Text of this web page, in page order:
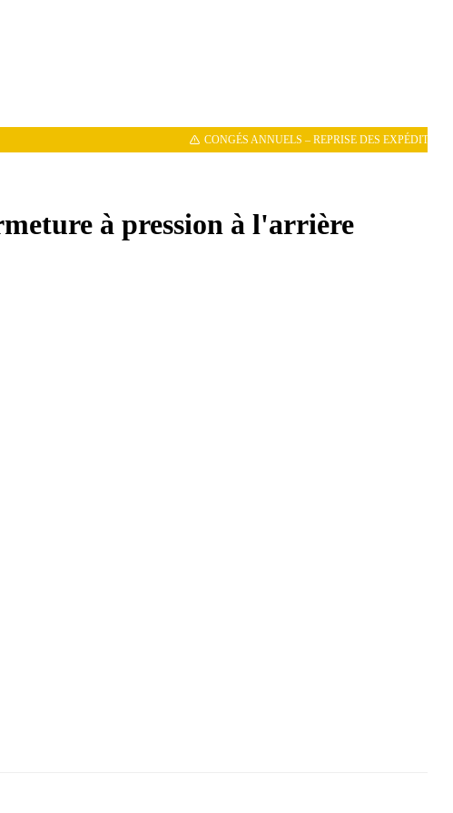
CONGÉS ANNUELS – REPRISE DES EXPÉDITIONS LE
à pression à l'arrière